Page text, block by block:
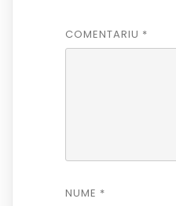
COMENTARIU *
NUME *